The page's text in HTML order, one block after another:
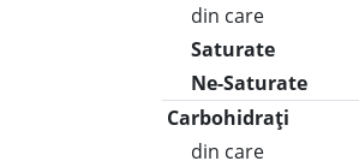
din care
Saturate
Ne-Saturate
Carbohidrați
din care